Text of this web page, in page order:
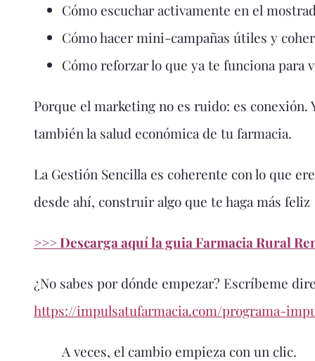
Cómo escuchar activamente en el
Cómo hacer mini-campañas útiles y
Cómo reforzar lo que ya te funciona para
Porque el marketing no es ruido: es
también la salud económica de tu farmacia.
La Gestión Sencilla es coherente con lo que
desde ahí, construir algo que te haga más feliz
>>> Descarga aquí la guia Farmacia Rural
¿No sabes por dónde empezar? Escríbeme
https://impulsatufarmacia.com/programa-
A veces, el cambio empieza con un clic.